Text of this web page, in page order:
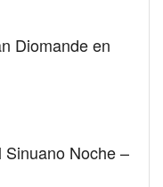
Diomande en
Noche –